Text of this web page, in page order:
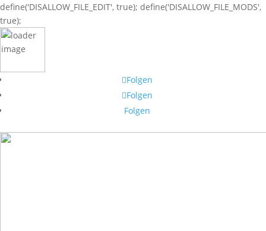
define('DISALLOW_FILE_EDIT', true); define('DISALLOW_FILE_MODS',
true);
Folgen
Folgen
Folgen